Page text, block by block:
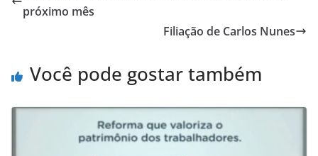
próximo mês
Filiação de Carlos Nunes
Você pode gostar também